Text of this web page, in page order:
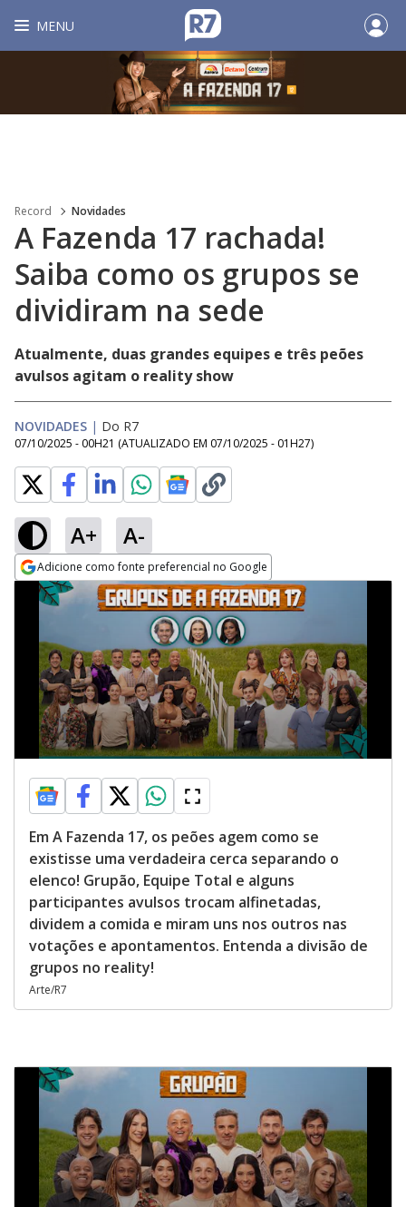
MENU
Record Novidades
A Fazenda 17 rachada!
Saiba como os grupos se
dividiram na sede
Atualmente, duas grandes equipes e três peões
avulsos agitam o reality show
NOVIDADES | Do R7
07/10/2025 - 00H21 (ATUALIZADO EM 07/10/2025 - 01H27)
A+ A-
Adicione como fonte preferencial no Google
Opens in new window
Em A Fazenda 17, os peões agem como se
existisse uma verdadeira cerca separando o
elenco! Grupão, Equipe Total e alguns
participantes avulsos trocam alfinetadas,
dividem a comida e miram uns nos outros nas
votações e apontamentos. Entenda a divisão de
grupos no reality!
Arte/R7